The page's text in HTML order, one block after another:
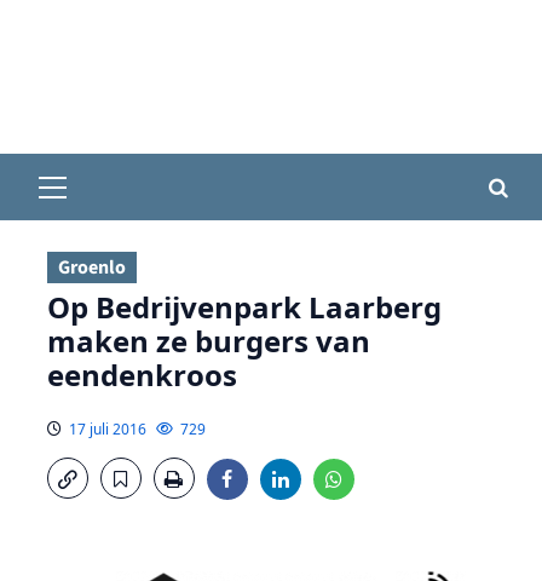
menu
Groenlo
Op Bedrijvenpark Laarberg
maken ze burgers van
eendenkroos
17 juli 2016 729